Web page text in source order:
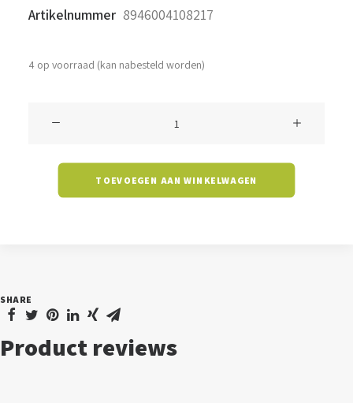
Artikelnummer 8946004108217
4 op voorraad (kan nabesteld worden)
195*1495
TOEVOEGEN AAN WINKELWAGEN
SHARE
Product reviews